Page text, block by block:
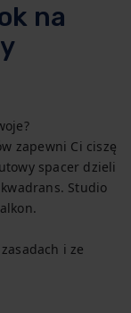
na
zapewni Ci ciszę
spacer dzieli
Studio
i ze